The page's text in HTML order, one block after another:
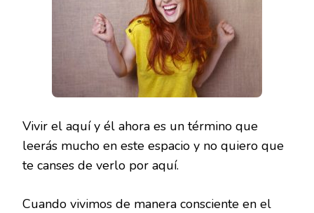
Vivir el aquí y él ahora es un término que
leerás mucho en este espacio y no quiero que
te canses de verlo por aquí.
Cuando vivimos de manera consciente en el